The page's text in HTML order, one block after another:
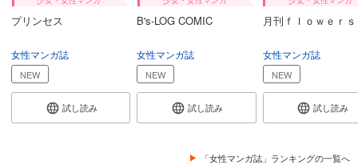
あらすじを表示する
試し読み
あらすじを表示する
Comic ZERO-SUM (コミック ゼロサム) 2024年7月号[雑誌]
プリンセス
女性マンガ誌
NEW
試し読み
B's-LOG COMIC
女性マンガ誌
NEW
試し読み
月刊ｆｌｏｗｅｒｓ
女性マンガ誌
NEW
試し読み
「女性マンガ誌」ランキングの一覧へ